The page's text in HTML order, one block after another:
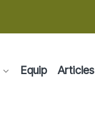
Equip Articles